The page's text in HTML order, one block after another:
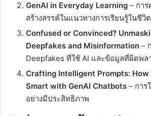
GenAI in Everyday Learning – การ
สร้างสรรค์ในแนวทางการเรียนรู้ในชีวิ
Confused or Convinced?
Deepfakes and Misinformation –
Deepfakes ที่ใช้ AI และข้อมูลที่ผิดพล
Crafting Intelligent Prompts:
Smart with GenAI Chatbots – การ
อย่างมีประสิทธิภาพ